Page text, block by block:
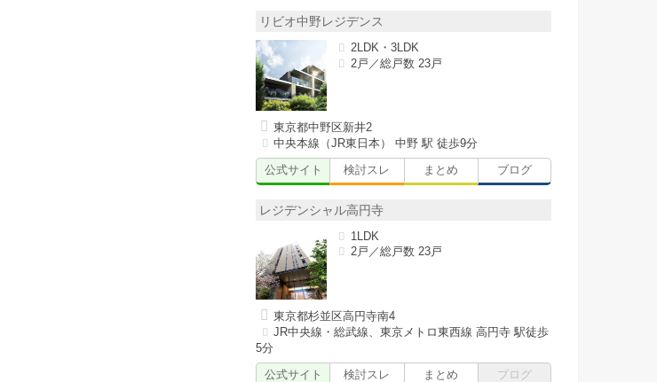
リビオ中野レジデンス
2LDK・3LDK
2戸／総戸数 23戸
東京都中野区新井2
中央本線（JR東日本） 中野 駅 徒歩9分
公式サイト
検討スレ まとめ ブログ
レジデンシャル高円寺
1LDK
2戸／総戸数 23戸
東京都杉並区高円寺南4
JR中央線・総武線、東京メトロ東西線 高円寺 駅徒歩
5分
公式サイト
検討スレ まとめ ブログ